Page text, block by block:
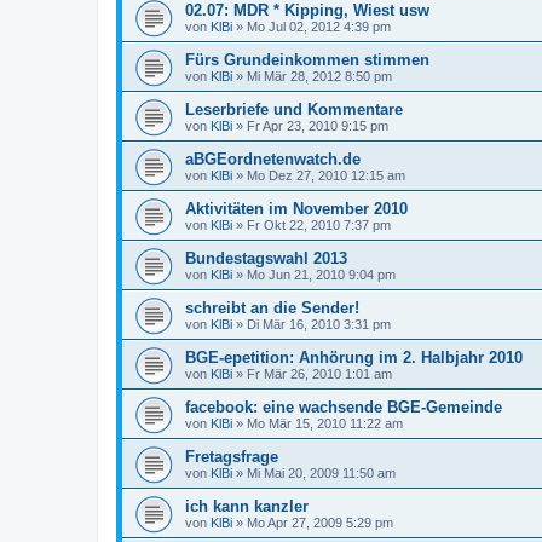
02.07: MDR * Kipping, Wiest usw
von KlBi » Mo Jul 02, 2012 4:39 pm
Fürs Grundeinkommen stimmen
von KlBi » Mi Mär 28, 2012 8:50 pm
Leserbriefe und Kommentare
von KlBi » Fr Apr 23, 2010 9:15 pm
aBGEordnetenwatch.de
von KlBi » Mo Dez 27, 2010 12:15 am
Aktivitäten im November 2010
von KlBi » Fr Okt 22, 2010 7:37 pm
Bundestagswahl 2013
von KlBi » Mo Jun 21, 2010 9:04 pm
schreibt an die Sender!
von KlBi » Di Mär 16, 2010 3:31 pm
BGE-epetition: Anhörung im 2. Halbjahr 2010
von KlBi » Fr Mär 26, 2010 1:01 am
facebook: eine wachsende BGE-Gemeinde
von KlBi » Mo Mär 15, 2010 11:22 am
Fretagsfrage
von KlBi » Mi Mai 20, 2009 11:50 am
ich kann kanzler
von KlBi » Mo Apr 27, 2009 5:29 pm